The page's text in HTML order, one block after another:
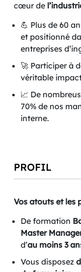
cœur de
💪 Plus de 60
et positionné
entreprises
🚀 Participer à
véritable
📈 De
70% de nos
interne.
PROFIL
Vos atouts et les
De formation
Master
d’au moins 3
Vous disposez